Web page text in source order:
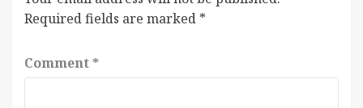
Required fields are marked *
Comment *